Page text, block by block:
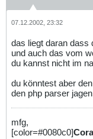
07.12.2002, 23:32
das liegt daran dass
und auch das vom
du kannst nicht im
du könntest aber
den php parser
mfg,
[color=#0080c0]